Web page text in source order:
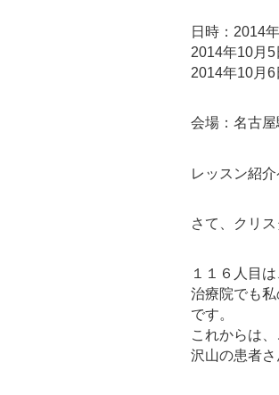
日時：2014
2014年10月
2014年10月
会場：名古屋
レッスン紹
さて、クリ
１１６人目
治療院でも
です。
これからは
沢山の患者さ